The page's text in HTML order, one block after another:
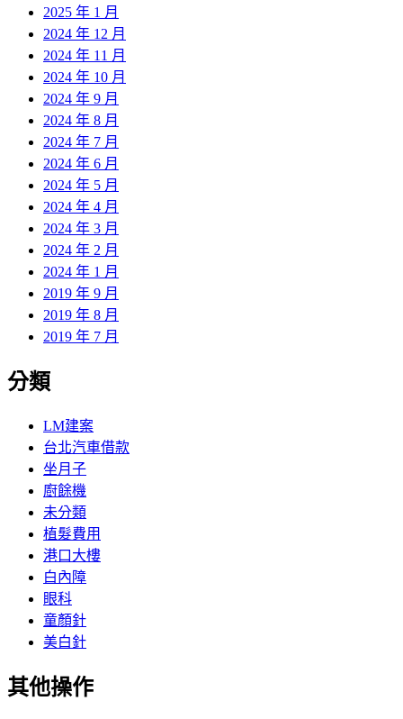
2025 年 1 月
2024 年 12 月
2024 年 11 月
2024 年 10 月
2024 年 9 月
2024 年 8 月
2024 年 7 月
2024 年 6 月
2024 年 5 月
2024 年 4 月
2024 年 3 月
2024 年 2 月
2024 年 1 月
2019 年 9 月
2019 年 8 月
2019 年 7 月
分類
LM建案
台北汽車借款
坐月子
廚餘機
未分類
植髮費用
港口大樓
白內障
眼科
童顏針
美白針
其他操作